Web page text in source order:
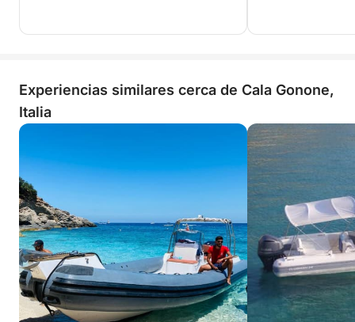
Experiencias similares cerca de Cala Gonone,
Italia